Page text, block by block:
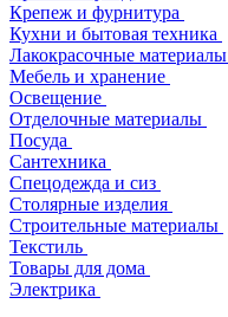
Крепеж и фурнитура
Кухни и бытовая техника
Лакокрасочные материалы
Мебель и хранение
Освещение
Отделочные материалы
Посуда
Сантехника
Спецодежда и сиз
Столярные изделия
Строительные материалы
Текстиль
Товары для дома
Электрика